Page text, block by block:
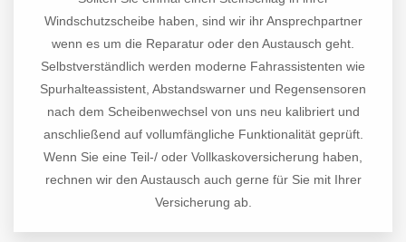
Windschutzscheibe haben, sind wir ihr Ansprechpartner
wenn es um die Reparatur oder den Austausch geht.
Selbstverständlich werden moderne Fahrassistenten wie
Spurhalteassistent, Abstandswarner und Regensensoren
nach dem Scheibenwechsel von uns neu kalibriert und
anschließend auf vollumfängliche Funktionalität geprüft.
Wenn Sie eine Teil-/ oder Vollkaskoversicherung haben,
rechnen wir den Austausch auch gerne für Sie mit Ihrer
Versicherung ab.